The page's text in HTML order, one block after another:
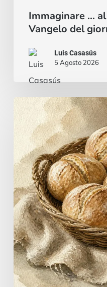
Immaginare …
Vangelo del
Luis Casasús
5 Agosto 2026
Pane
pesce
o
uno
stufato
di
carne?
|
Vangelo
del